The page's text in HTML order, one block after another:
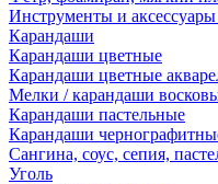
Инструменты и
Карандаши
Карандаши цветные
Карандаши цветные
Мелки / карандаши
Карандаши пастельные
Карандаши
Сангина, соус, сепия,
Уголь